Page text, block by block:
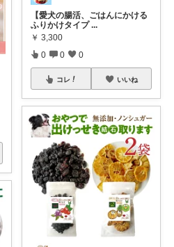
【愛犬の腸活、ごはんにかける
ふりかけタイプ ...
￥ 3,300
0 0 0
コレ いいね